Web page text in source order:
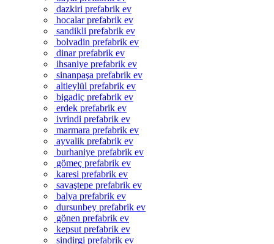
dazkiri prefabrik ev
hocalar prefabrik ev
sandikli prefabrik ev
bolvadin prefabrik ev
dinar prefabrik ev
ihsaniye prefabrik ev
sinanpaşa prefabrik ev
altieylül prefabrik ev
bigadiç prefabrik ev
erdek prefabrik ev
ivrindi prefabrik ev
marmara prefabrik ev
ayvalik prefabrik ev
burhaniye prefabrik ev
gömeç prefabrik ev
karesi prefabrik ev
savaştepe prefabrik ev
balya prefabrik ev
dursunbey prefabrik ev
gönen prefabrik ev
kepsut prefabrik ev
sindirgi prefabrik ev